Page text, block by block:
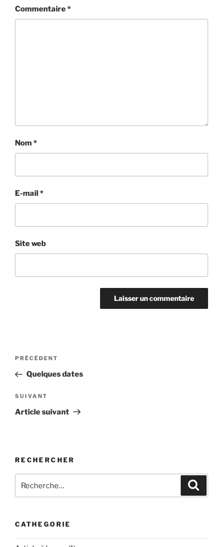
Commentaire*
Nom*
E-mail*
Site web
Navigation
l’article
Article
précédent
PRÉCÉDENT
Quelques dates
Article
suivant
SUIVANT
Article suivant
RECHERCHER
pour
CATHEGORIE